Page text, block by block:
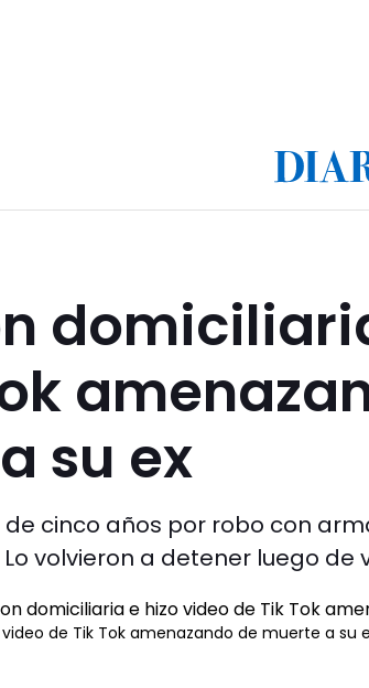
su ex
cinco años por robo con
volvieron a detener luego de
de Tik Tok amenazando de muerte a su